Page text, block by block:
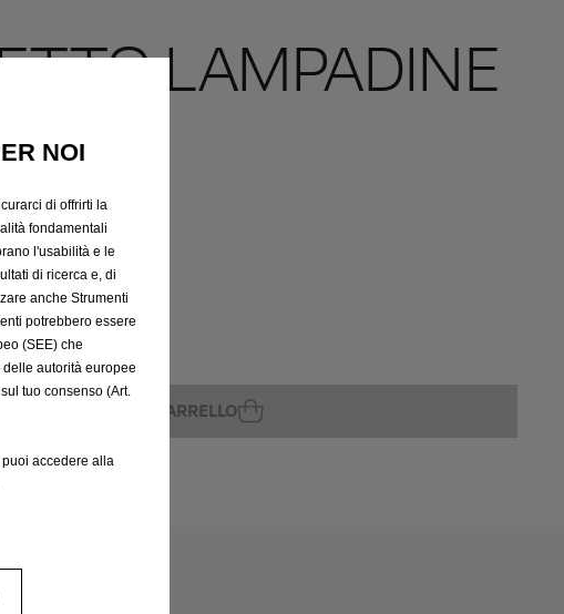
LAMPADINE
esaurito
AGGIUNGI AL CARRELLO
NOI
di offrirti la
fondamentali
l'usabilità e le
di ricerca e, di
anche Strumenti
potrebbero essere
(SEE) che
autorità europee
tuo consenso (Art.
accedere alla